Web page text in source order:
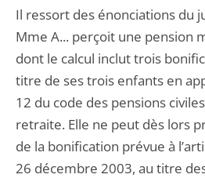
Il ressort des énonciations du
Mme A... perçoit une pension
dont le calcul inclut trois
titre de ses trois enfants en
12 du code des pensions
retraite. Elle ne peut dès lors
de la bonification prévue à
26 décembre 2003, au titre